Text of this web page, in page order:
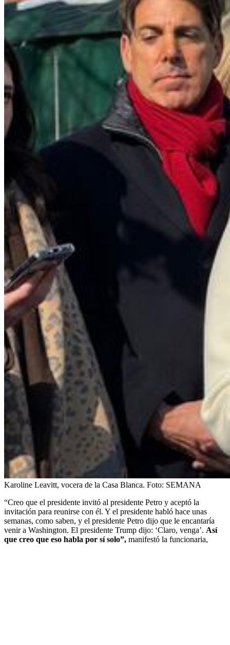
Karoline Leavitt, vocera de la Casa Blanca. Foto: SEMANA
“Creo que el presidente invitó al presidente Petro y aceptó la
invitación para reunirse con él. Y el presidente habló hace unas
semanas, como saben, y el presidente Petro dijo que le encantaría
venir a Washington. El presidente Trump dijo: ‘Claro, venga’. Así
que creo que eso habla por sí solo”, manifestó la funcionaria,